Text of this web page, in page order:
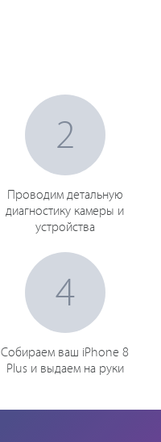
2
Проводим детальную
диагностику камеры и
устройства
4
Собираем ваш iPhone 8
Plus и выдаем на руки